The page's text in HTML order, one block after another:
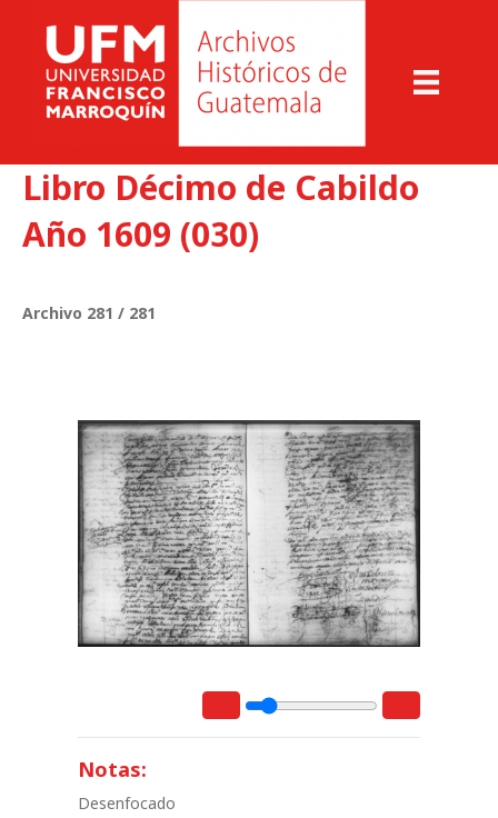
Libro Décimo de Cabildo
Año 1609 (030)
Archivo 281 / 281
Notas:
Desenfocado